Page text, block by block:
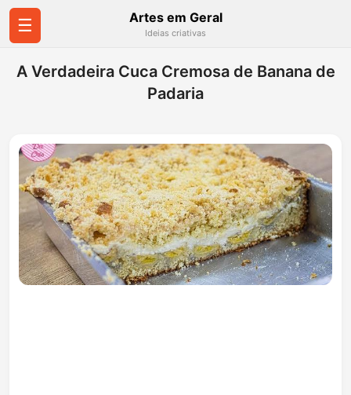
☰ Artes em Geral
Ideias criativas
A Verdadeira Cuca Cremosa de Banana de
Padaria